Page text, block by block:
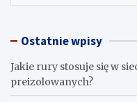
Ostatnie wpisy
Jakie rury stosuje się w
preizolowanych?